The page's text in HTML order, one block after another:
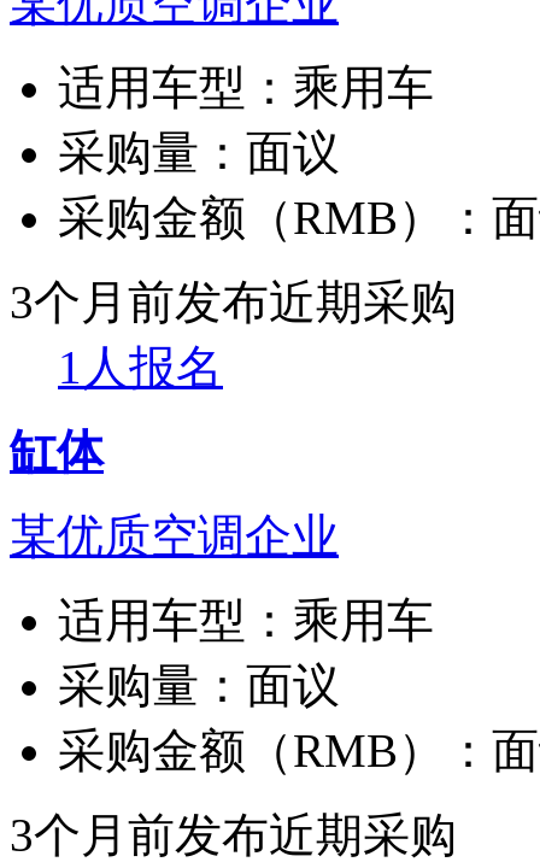
适用车型： 乘用车
采购量： 面议
采购金额（RMB）：
3个月前发布近期采购
1人报名
缸体
某优质空调企业
适用车型： 乘用车
采购量： 面议
采购金额（RMB）：
3个月前发布近期采购